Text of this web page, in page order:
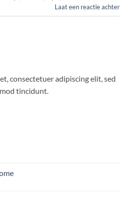
Laat een reactie achter
consectetuer adipiscing elit, sed
tincidunt.